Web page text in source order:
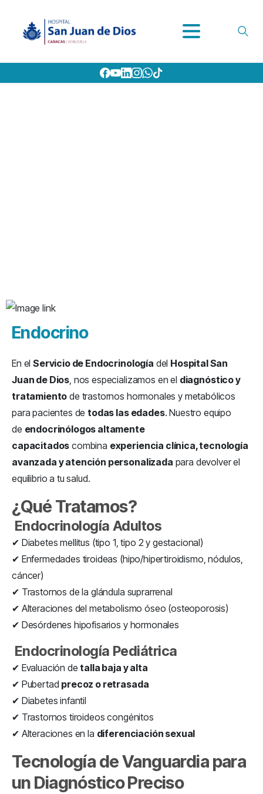
Endocrino
En elServicio de Endocrinología del Hospital San
Juan de Dios, nos especializamos en el diagnóstico y
tratamiento de trastornos hormonales y metabólicos
para pacientes detodas las edades. Nuestro equipo
de endocrinólogos altamente
capacitados combina experiencia clínica, tecnología
avanzada y atención personalizada para devolver el
equilibrio a tu salud.
¿Qué Tratamos?
Endocrinología Adultos
✔ Diabetes mellitus (tipo 1, tipo 2 y gestacional)
✔ Enfermedades tiroideas (hipo/hipertiroidismo, nódulos,
cáncer)
✔ Trastornos de la glándula suprarrenal
✔ Alteraciones del metabolismo óseo (osteoporosis)
✔ Desórdenes hipofisarios y hormonales
Endocrinología Pediátrica
✔ Evaluación detalla baja y alta
✔ Pubertad precoz o retrasada
✔ Diabetes infantil
✔ Trastornos tiroideos congénitos
✔ Alteraciones en la diferenciación sexual
Tecnología de Vanguardia para
un Diagnóstico Preciso